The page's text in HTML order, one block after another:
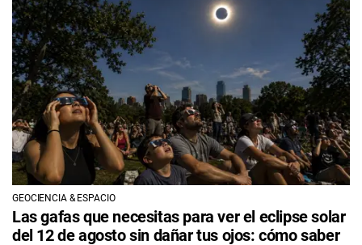
GEOCIENCIA & ESPACIO
Las gafas que necesitas para ver el eclipse solar
del 12 de agosto sin dañar tus ojos: cómo saber